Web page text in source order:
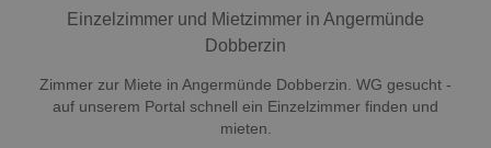
Einzelzimmer und Mietzimmer in Angermünde
Dobberzin
Zimmer zur Miete in Angermünde Dobberzin. WG gesucht -
auf unserem Portal schnell ein Einzelzimmer finden und
mieten.